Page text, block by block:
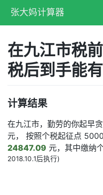
张大妈计算器
在九江市税
税后到手能有
计算结果
在九江市，勤劳的你起早
元， 按照个税起征点
24847.09 元，其中缴纳
2018.10.1后执行)